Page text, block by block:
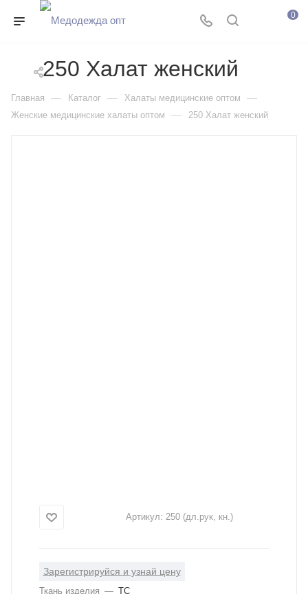
0
250 Халат женский
Главная — Каталог — Халаты медицинские оптом —
Женские медицинские халаты оптом — 250 Халат женский
Артикул: 250 (дл.рук, кн.)
Зарегистрируйся и узнай цену
Ткань изделия — ТС